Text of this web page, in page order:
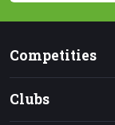
Competities
Clubs